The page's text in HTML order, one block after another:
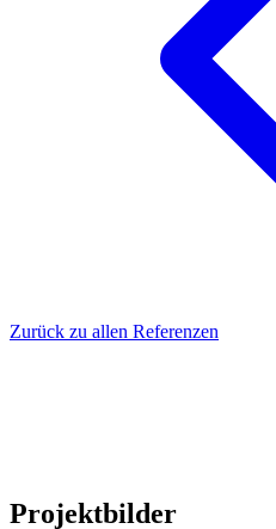
Zurück zu allen Referenzen
Projektbilder